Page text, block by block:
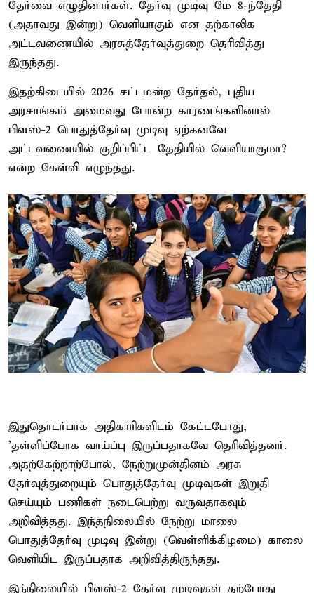
தேர்வை எழுதினார்கள். தேர்வு முடிவு மே 8-ந்தேதி
(அதாவது இன்று) வெளியாகும் என தற்காலிக
அட்டவணையில் அரசுத்தேர்வுத்துறை தெரிவித்து
இருந்தது.
இதற்கிடையில் 2026 சட்டமன்ற தேர்தல், புதிய
அரசாங்கம் அமைவது போன்ற காரணங்களினால்
பிளஸ்-2 பொதுத்தேர்வு முடிவு ஏற்கனவே
அட்டவணையில் குறிப்பிட்ட தேதியில் வெளியாகுமா?
என்ற கேள்வி எழுந்தது.
இதுதொடர்பாக அதிகாரிகளிடம் கேட்டபோது,
'தள்ளிப்போக வாய்ப்பு இருப்பதாகவே தெரிவித்தனர்.
அதற்கேற்றாற்போல், நேற்றுமுன்தினம் அரசு
தேர்வுத்துறையும் பொதுத்தேர்வு முடிவுகள் இறுதி
செய்யும் பணிகள் நடைபெற்று வருவதாகவும்
அறிவித்தது. இந்தநிலையில் நேற்று மாலை
பொதுத்தேர்வு முடிவு இன்று (வெள்ளிக்கிழமை) காலை
வெளியிட இருப்பதாக அறிவித்திருந்தது.
இந்நிலையில் பிளஸ்-2 தேர்வு முடிவுகள் தற்போது